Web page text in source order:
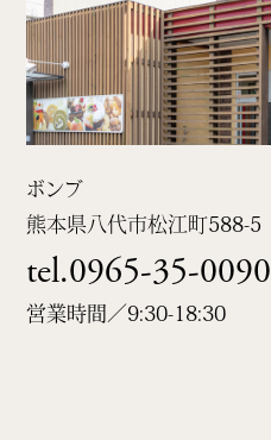
ボンブ
熊本県八代市松江町588-5
tel.0965-35-0090
営業時間／9:30-18:30